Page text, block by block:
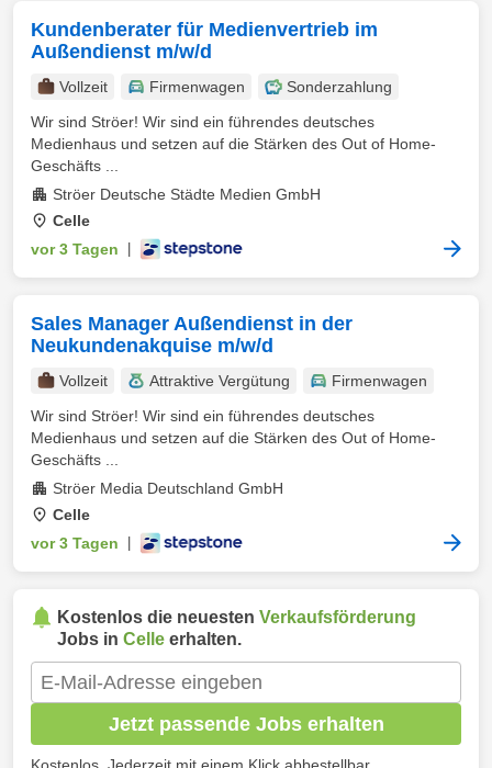
Kundenberater für Medienvertrieb im
Außendienst m/w/d
Vollzeit Firmenwagen
Sonderzahlung
Wir sind Ströer! Wir sind ein führendes deutsches
Medienhaus und setzen auf die Stärken des Out of Home-
Geschäfts ...
Ströer Deutsche Städte Medien GmbH
Celle
vor 3 Tagen
Sales Manager Außendienst in der
Neukundenakquise m/w/d
Vollzeit Attraktive Vergütung
Firmenwagen
Wir sind Ströer! Wir sind ein führendes deutsches
Medienhaus und setzen auf die Stärken des Out of Home-
Geschäfts ...
Ströer Media Deutschland GmbH
Celle
vor 3 Tagen
Kostenlos die neuesten Verkaufsförderung
Jobs in Celle erhalten.
Jetzt passende Jobs erhalten